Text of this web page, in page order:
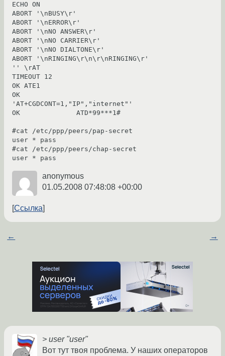
ECHO ON
ABORT '\nBUSY\r'
ABORT '\nERROR\r'
ABORT '\nNO ANSWER\r'
ABORT '\nNO CARRIER\r'
ABORT '\nNO DIALTONE\r'
ABORT '\nRINGING\r\n\r\nRINGING\r'
'' \rAT
TIMEOUT 12
OK ATE1
OK
'AT+CGDCONT=1,"IP","internet"'
OK              ATD*99***1#
#cat /etc/ppp/peers/pap-secret
user * pass
#cat /etc/ppp/peers/chap-secret
user * pass
anonymous
01.05.2008 07:48:08 +00:00
Ссылка
← →
> user "user"
Вот тут твоя проблема. У наших операторов